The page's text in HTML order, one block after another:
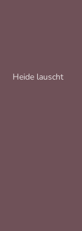
Heide lauscht